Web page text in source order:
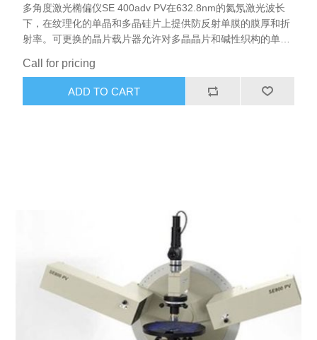
多角度激光椭偏仪SE 400adv PV在632.8nm的氦氖激光波长
下，在纹理化的单晶和多晶硅片上提供防反射单膜的膜厚和折
射率。可更换的晶片载片器允许对多晶晶片和碱性织构的单晶
SiNx、ITO、TiO2薄膜以及SiO2和Al2O3薄膜钝化层。双层堆
叠膜可以在光滑的基板上进行分析。 SE 400adv PV是一种紧
Call for pricing
ADD TO CART